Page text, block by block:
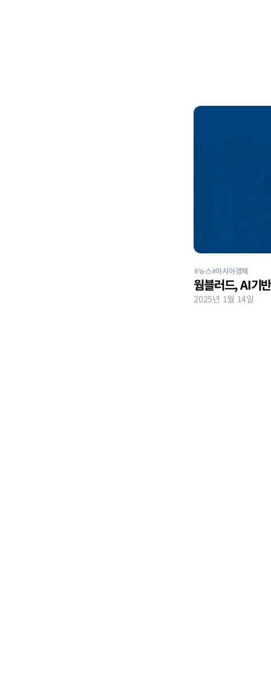
#뉴스#아시아경제
웜블러드, AI기
2025년 1월 14일